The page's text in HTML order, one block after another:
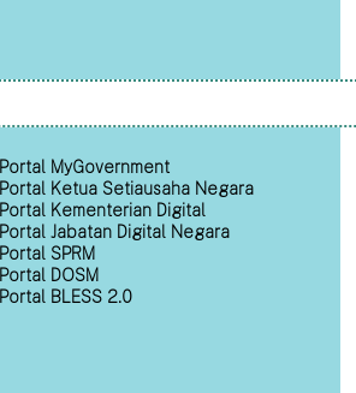
Portal MyGovernment
Portal Ketua Setiausaha Negara
Portal Kementerian Digital
Portal Jabatan Digital Negara
Portal SPRM
Portal DOSM
Portal BLESS 2.0